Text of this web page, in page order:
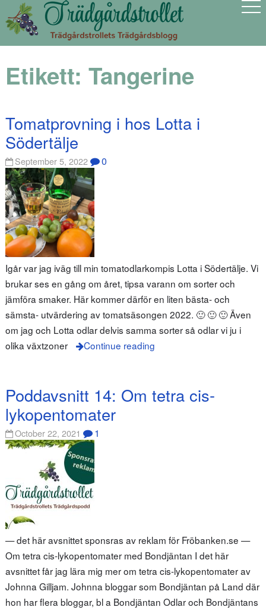
Etikett: Tangerine
Tomatprovning i hos Lotta i
Södertälje
September 5, 2022 0
Igår var jag iväg till min tomatodlarkompis Lotta i Södertälje. Vi
brukar ses en gång om året, tipsa varann om sorter och
jämföra smaker. Här kommer därför en liten bästa- och
sämsta- utvärdering av tomatsäsongen 2022. 🙂 🙂 🙂 Även
om jag och Lotta odlar delvis samma sorter så odlar vi ju i
olika växtzoner
Continue reading
Poddavsnitt 14: Om tetra cis-
lykopentomater
October 22, 2021 1
— det här avsnittet sponsras av reklam för Fröbanken.se —
Om tetra cis-lykopentomater med Bondjäntan I det här
avsnittet får jag lära mig mer om tetra cis-lykopentomater av
Johnna Gilljam. Johnna bloggar som Bondjäntan på Land där
hon har flera bloggar, bl a Bondjäntan Odlar och Bondjäntans